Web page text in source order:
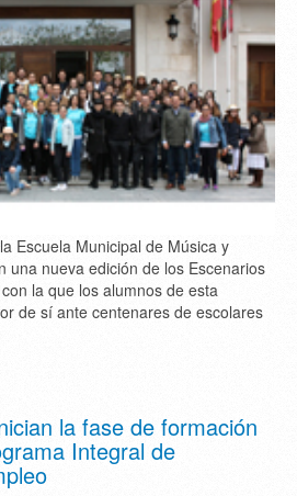
Escuela Municipal de Música y
una nueva edición de los Escenarios
la que los alumnos de esta
de sí ante centenares de escolares
la fase de formación
Integral de